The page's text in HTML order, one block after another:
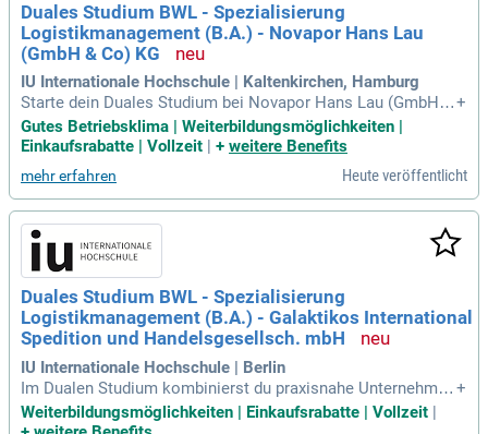
Duales Studium BWL - Spezialisierung
Logistikmanagement (B.A.) - Novapor Hans Lau
(GmbH & Co) KG
IU Internationale Hochschule | Kaltenkirchen, Hamburg
Starte dein Duales Studium bei Novapor Hans Lau (GmbH &
Co) KG am 1. Oktober 2026! Verbinde praktische Arbeit im
Unternehmen mit spannenden Lehrveranstaltungen an zwei
stützen dich, dein Wissen in Verpackung und Transportschu
tz gezielt zu vertiefen. Wir setzen auf Kreativität, Fachwisse
n und moderne Technologien, um innovative Lösungen zu e
ntwickeln. Teamgeist und Eigenverantwortung sind uns wic
htig, damit du dich optimal entfalten kannst. Zudem fallen f
ür dich keine Studiengebühren an – diese übernimmt unser
Unternehmen für dich!
+
Gutes Betriebsklima | Weiterbildungsmöglichkeiten |
Einkaufsrabatte | Vollzeit
+ weitere Benefits
mehr erfahren Heute veröffentlicht
Duales Studium BWL - Spezialisierung
Logistikmanagement (B.A.) - Galaktikos International
Spedition und Handelsgesellsch. mbH
IU Internationale Hochschule | Berlin
Im Dualen Studium kombinierst du praxisnahe Unternehmen
sarbeit mit gezielten Lehrveranstaltungen am Campus. Als f
ührender Logistikdienstleister sind wir auf temperaturgeführ
+
Weiterbildungsmöglichkeiten | Einkaufsrabatte | Vollzeit |